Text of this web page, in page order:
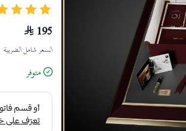
195
السعر شامل الضريبة
متوفر